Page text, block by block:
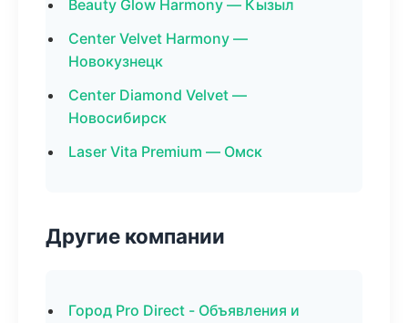
Beauty Glow Harmony — Кызыл
Center Velvet Harmony —
Новокузнецк
Center Diamond Velvet —
Новосибирск
Laser Vita Premium — Омск
Другие компании
Город Pro Direct - Объявления и